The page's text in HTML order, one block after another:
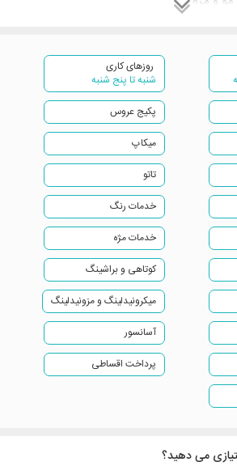
مش آموزش پروتیین تراپی رایگان
با مدرس بین المللی ...
روزهای کاری
شنبه تا پنج شنبه
پکیج عروس
میکاپ
تاتو
خدمات رنگ
خدمات مژه
کوتاهی و براشینگ
میکرونیدلینگ و مزونیدلینگ
آسانسور
پرداخت اقساطی
می دهید؟